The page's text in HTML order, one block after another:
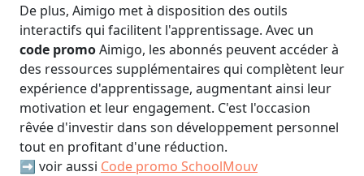
De plus, Aimigo met à disposition des outils
interactifs qui facilitent l'apprentissage. Avec un
code promoAimigo, les abonnés peuvent accéder à
des ressources supplémentaires qui complètent leur
expérience d'apprentissage, augmentant ainsi leur
motivation et leur engagement. C'est l'occasion
rêvée d'investir dans son développement personnel
tout en profitant d'une réduction.
➡️ voir aussi Code promo SchoolMouv